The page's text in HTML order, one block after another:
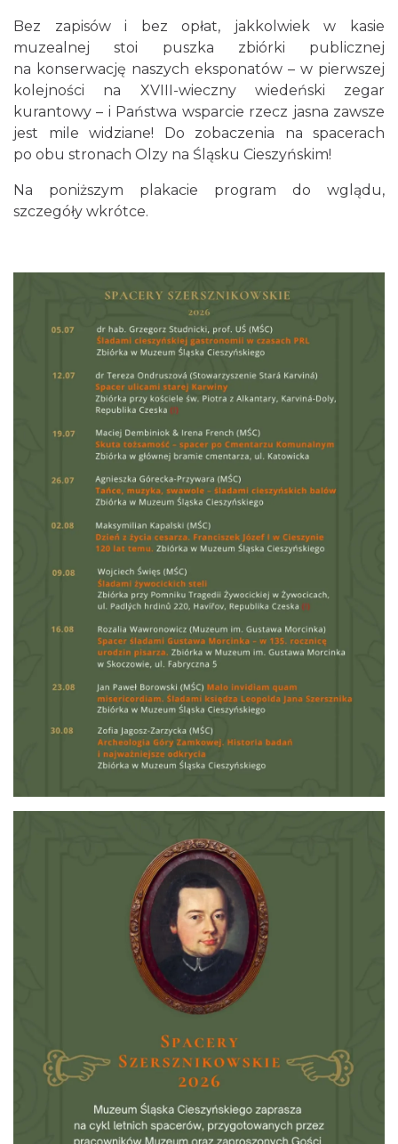
Cieszyn
2026-08-14
0.05 km
Cieszyn
Cieszyn
2026-08-09
Wystawa: Z ONDRASZKIEM PRZEZ DEKADY
Bez zapisów i bez opłat, jakkolwiek w kasie
muzealnej stoi puszka zbiórki publicznej
na konserwację naszych eksponatów – w pierwszej
kolejności na XVIII-wieczny wiedeński zegar
kurantowy – i Państwa wsparcie rzecz jasna zawsze
jest mile widziane! Do zobaczenia na spacerach
po obu stronach Olzy na Śląsku Cieszyńskim!
Na poniższym plakacie program do wglądu,
szczegóły wkrótce.